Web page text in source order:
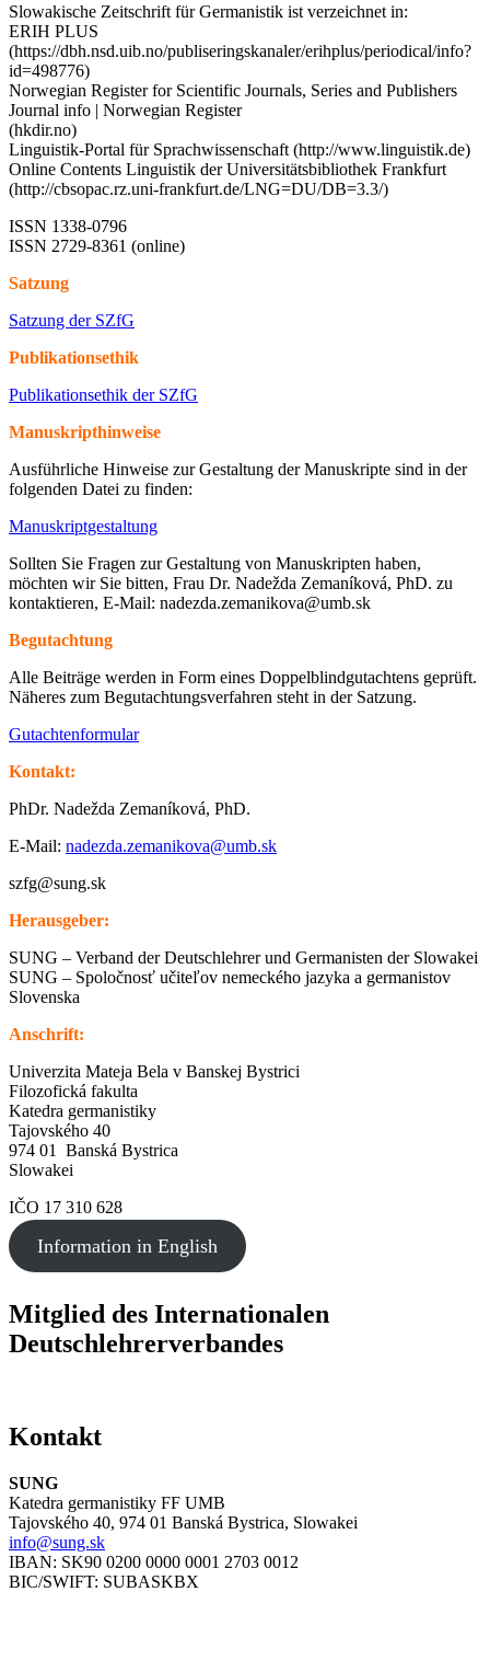
Slowakische Zeitschrift für Germanistik ist verzeichnet in:
ERIH PLUS
(https://dbh.nsd.uib.no/publiseringskanaler/erihplus/periodical/info?
id=498776)
Norwegian Register for Scientific Journals, Series and Publishers
Journal info | Norwegian Register
(hkdir.no)
Linguistik-Portal für Sprachwissenschaft (http://www.linguistik.de)
Online Contents Linguistik der Universitätsbibliothek Frankfurt
(http://cbsopac.rz.uni-frankfurt.de/LNG=DU/DB=3.3/)
ISSN 1338-0796
ISSN 2729-8361 (online)
Satzung
Satzung der SZfG
Publikationsethik
Publikationsethik der SZfG
Manuskripthinweise
Ausführliche Hinweise zur Gestaltung der Manuskripte sind in der
folgenden Datei zu finden:
Manuskriptgestaltung
Sollten Sie Fragen zur Gestaltung von Manuskripten haben,
möchten wir Sie bitten, Frau Dr. Nadežda Zemaníková, PhD. zu
kontaktieren, E-Mail: nadezda.zemanikova@umb.sk
Begutachtung
Alle Beiträge werden in Form eines Doppelblindgutachtens geprüft.
Näheres zum Begutachtungsverfahren steht in der Satzung.
Gutachtenformular
Kontakt:
PhDr. Nadežda Zemaníková, PhD.
E-Mail: nadezda.zemanikova@umb.sk
szfg@sung.sk
Herausgeber:
SUNG – Verband der Deutschlehrer und Germanisten der Slowakei
SUNG – Spoločnosť učiteľov nemeckého jazyka a germanistov
Slovenska
Anschrift:
Univerzita Mateja Bela v Banskej Bystrici
Filozofická fakulta
Katedra germanistiky
Tajovského 40
974 01 Banská Bystrica
Slowakei
IČO 17 310 628
Information in English
Mitglied des Internationalen
Deutschlehrerverbandes
Kontakt
SUNG
Katedra germanistiky FF UMB
Tajovského 40, 974 01 Banská Bystrica, Slowakei
info@sung.sk
IBAN: SK90 0200 0000 0001 2703 0012
BIC/SWIFT: SUBASKBX